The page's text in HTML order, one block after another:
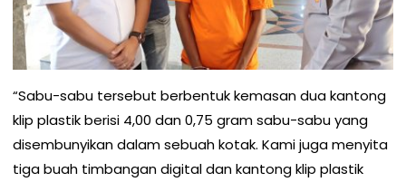
“Sabu-sabu tersebut berbentuk kemasan dua kantong
klip plastik berisi 4,00 dan 0,75 gram sabu-sabu yang
disembunyikan dalam sebuah kotak. Kami juga menyita
tiga buah timbangan digital dan kantong klip plastik